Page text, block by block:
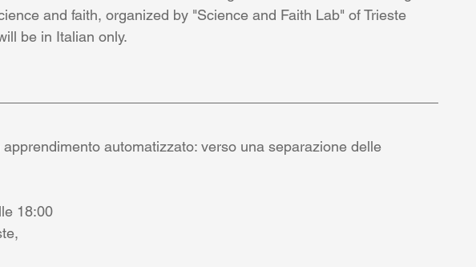
and faith, organized by "Science and Faith Lab" of Trieste
be in Italian only.
automatizzato: verso una separazione delle
18:00